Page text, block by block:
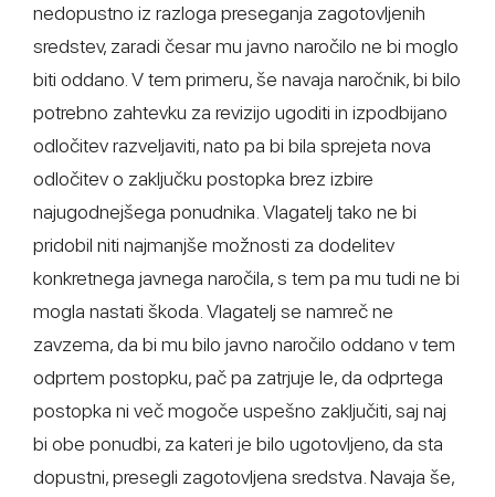
nedopustno iz razloga preseganja zagotovljenih
sredstev, zaradi česar mu javno naročilo ne bi moglo
biti oddano. V tem primeru, še navaja naročnik, bi bilo
potrebno zahtevku za revizijo ugoditi in izpodbijano
odločitev razveljaviti, nato pa bi bila sprejeta nova
odločitev o zaključku postopka brez izbire
najugodnejšega ponudnika. Vlagatelj tako ne bi
pridobil niti najmanjše možnosti za dodelitev
konkretnega javnega naročila, s tem pa mu tudi ne bi
mogla nastati škoda. Vlagatelj se namreč ne
zavzema, da bi mu bilo javno naročilo oddano v tem
odprtem postopku, pač pa zatrjuje le, da odprtega
postopka ni več mogoče uspešno zaključiti, saj naj
bi obe ponudbi, za kateri je bilo ugotovljeno, da sta
dopustni, presegli zagotovljena sredstva. Navaja še,